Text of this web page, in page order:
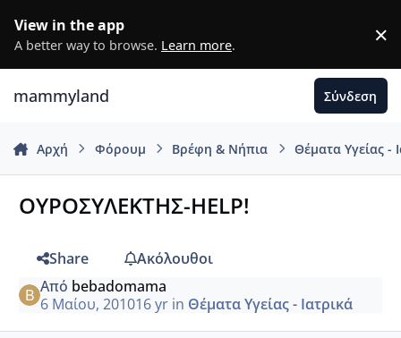
View in the app
A better way to browse. Learn more. ×
mammyland Σύνδεση
Αρχή Φόρουμ Βρέφη & Νήπια Θέματα Υγείας -
ΟΥΡΟΣΥΛΕΚΤΗΣ-HELP!
Share
Ακόλουθοι
Από bebadomama
6 Μαίου, 201016 yrin Θέματα Υγείας - Ιατρικά